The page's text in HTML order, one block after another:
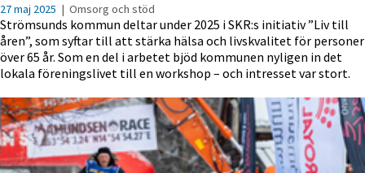
27 maj 2025 | Omsorg och stöd
Strömsunds kommun deltar under 2025 i SKR:s initiativ ”Liv till
åren”, som syftar till att stärka hälsa och livskvalitet för personer
över 65 år. Som en del i arbetet bjöd kommunen nyligen in det
lokala föreningslivet till en workshop – och intresset var stort.